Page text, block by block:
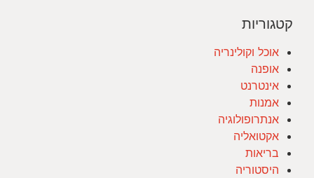
קטגוריות
אוכל וקולינריה
אופנה
אינטרנט
אמנות
אנתרופולוגיה
אקטואליה
בריאות
היסטוריה